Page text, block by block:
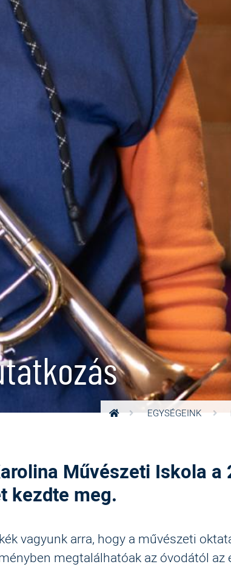
EGYSÉGEINK
Művészeti Iskola
kezdte meg.
vagyunk arra, hogy a művészeti
megtalálhatóak az óvodától az